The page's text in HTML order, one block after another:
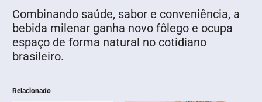
Combinando saúde, sabor e conveniência, a
bebida milenar ganha novo fôlego e ocupa
espaço de forma natural no cotidiano
brasileiro.
Relacionado